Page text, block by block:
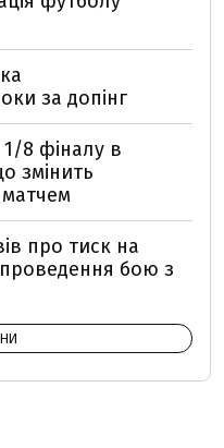
за допінг
8 фіналу в
змінить
про тиск на
бою з